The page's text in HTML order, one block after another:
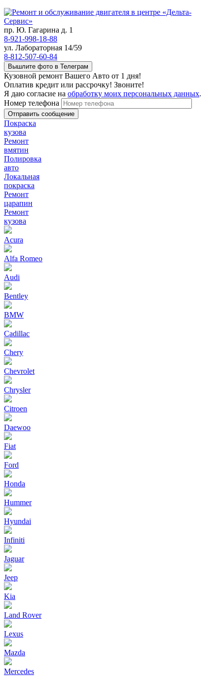
пр. Ю. Гагарина д. 1
8-921-998-18-88
ул. Лабораторная 14/59
8-812-507-60-84
Вышлите фото в Телеграм
Кузовной ремонт Вашего Авто от 1 дня!
Оплатив кредит или рассрочку! Звоните!
Я даю согласие на обработку моих персональных данных.
Номер телефона
Покраска
кузова
Ремонт
вмятин
Полировка
авто
Локальная
покраска
Ремонт
царапин
Ремонт
кузова
Acura
Alfa Romeo
Audi
Bentley
BMW
Cadillac
Chery
Chevrolet
Chrysler
Citroen
Daewoo
Fiat
Ford
Honda
Hummer
Hyundai
Infiniti
Jaguar
Jeep
Kia
Land Rover
Lexus
Mazda
Mercedes